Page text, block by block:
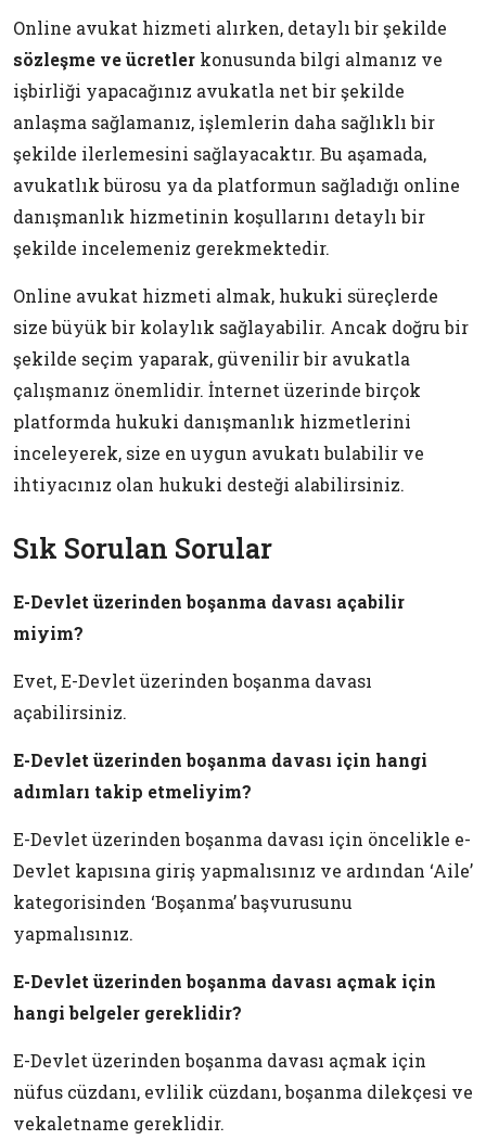
Online avukat hizmeti alırken, detaylı bir şekilde
sözleşme ve ücretler konusunda bilgi almanız ve
işbirliği yapacağınız avukatla net bir şekilde
anlaşma sağlamanız, işlemlerin daha sağlıklı bir
şekilde ilerlemesini sağlayacaktır. Bu aşamada,
avukatlık bürosu ya da platformun sağladığı online
danışmanlık hizmetinin koşullarını detaylı bir
şekilde incelemeniz gerekmektedir.
Online avukat hizmeti almak, hukuki süreçlerde
size büyük bir kolaylık sağlayabilir. Ancak doğru bir
şekilde seçim yaparak, güvenilir bir avukatla
çalışmanız önemlidir. İnternet üzerinde birçok
platformda hukuki danışmanlık hizmetlerini
inceleyerek, size en uygun avukatı bulabilir ve
ihtiyacınız olan hukuki desteği alabilirsiniz.
Sık Sorulan Sorular
E-Devlet üzerinden boşanma davası açabilir
miyim?
Evet, E-Devlet üzerinden boşanma davası
açabilirsiniz.
E-Devlet üzerinden boşanma davası için hangi
adımları takip etmeliyim?
E-Devlet üzerinden boşanma davası için öncelikle e-
Devlet kapısına giriş yapmalısınız ve ardından ‘Aile’
kategorisinden ‘Boşanma’ başvurusunu
yapmalısınız.
E-Devlet üzerinden boşanma davası açmak için
hangi belgeler gereklidir?
E-Devlet üzerinden boşanma davası açmak için
nüfus cüzdanı, evlilik cüzdanı, boşanma dilekçesi ve
vekaletname gereklidir.